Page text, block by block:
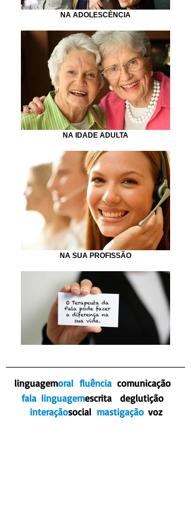
NA ADOLESCÊNCIA
NA IDADE ADULTA
NA SUA PROFISSÃO
linguagemoral fluência comunicação
fala
deglutição
linguagemescrita
voz
interaçãosocial mastigação